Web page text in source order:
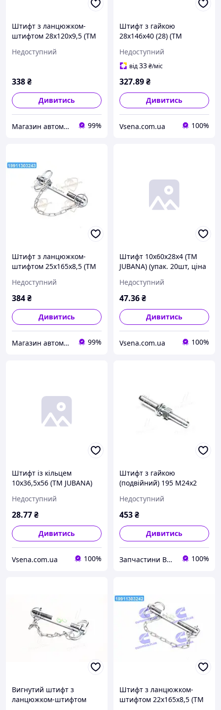
Штифт з ланцюжком-
штифтом 28x120x9,5 (ТМ
за 1шт) 138706131 UA22
Недоступний
338₴
Дивитись
Магазин автомобільних деталей 99%
Штифт з гайкою
28x146x40 (28) (ТМ
за 1шт)
Недоступний
від33₴/міс
327.89₴
Дивитись
Vsena.com.ua 100%
Штифт з ланцюжком-
штифтом 25x165x8,5 (ТМ
за 1шт) 138706129 UA22
Недоступний
384₴
Дивитись
Магазин автомобільних деталей 99%
Штифт 10x60x28x4 (ТМ
JUBANA) (упак. 20шт, ціна
Недоступний
47.36₴
Дивитись
Vsena.com.ua 100%
Штифт із кільцем
10x36,5x56 (ТМ JUBANA)
Недоступний
28.77₴
Дивитись
Vsena.com.ua 100%
Штифт з гайкою
(подвійний) 195 M24x2
ціна за 1шт) 138706121
UA51
Недоступний
453₴
Дивитись
Запчастини ВСІМ 100%
Вигнутий штифт з
ланцюжком-штифтом
Штифт з ланцюжком-
штифтом 22x165x8,5 (ТМ